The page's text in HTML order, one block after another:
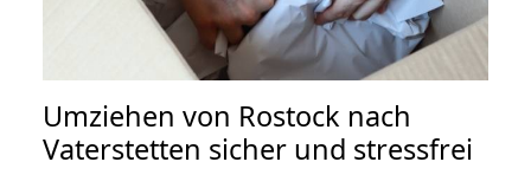
Umziehen von Rostock nach
Vaterstetten sicher und stressfrei